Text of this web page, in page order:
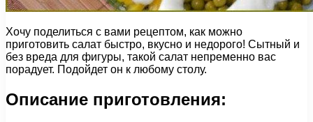
Хочу поделиться с вами рецептом, как можно
приготовить салат быстро, вкусно и недорого! Сытный и
без вреда для фигуры, такой салат непременно вас
порадует. Подойдет он к любому столу.
Описание приготовления: